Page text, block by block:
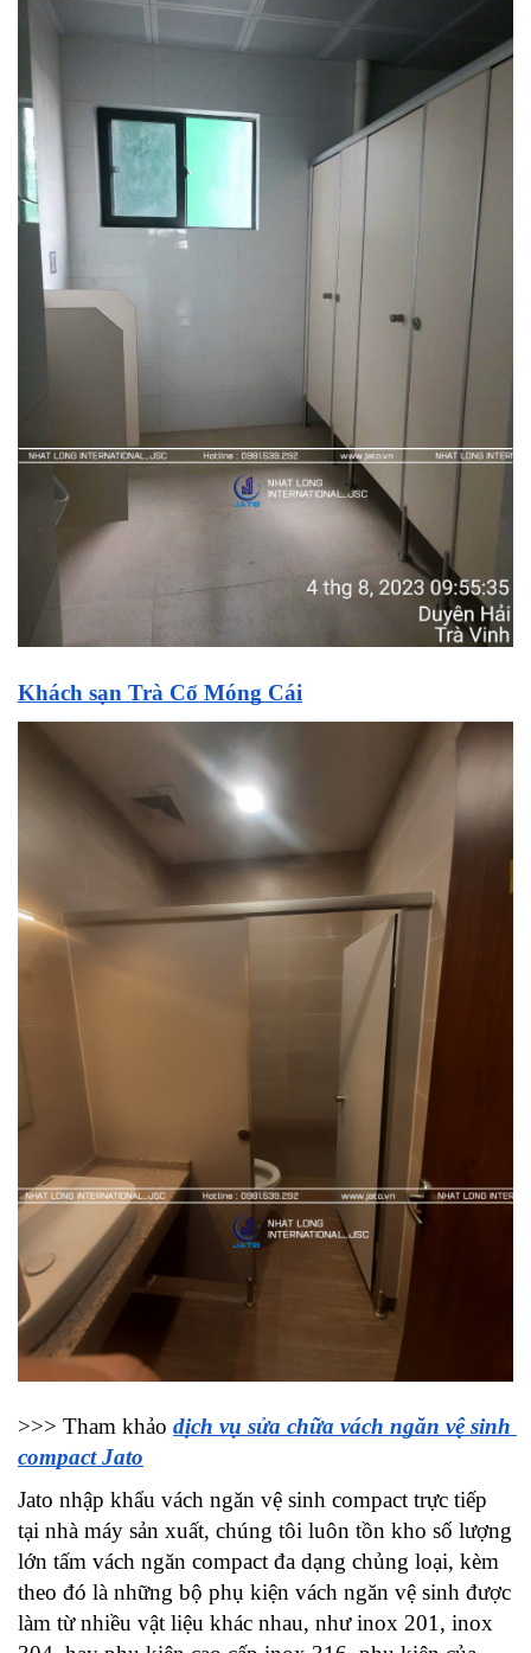
Khách sạn Trà Cổ Móng Cái
>>> Tham khảo dịch vụ sửa chữa vách ngăn vệ sinh
compact Jato
Jato nhập khẩu vách ngăn vệ sinh compact trực tiếp
tại nhà máy sản xuất, chúng tôi luôn tồn kho số lượng
lớn tấm vách ngăn compact đa dạng chủng loại, kèm
theo đó là những bộ phụ kiện vách ngăn vệ sinh được
làm từ nhiều vật liệu khác nhau, như inox 201, inox